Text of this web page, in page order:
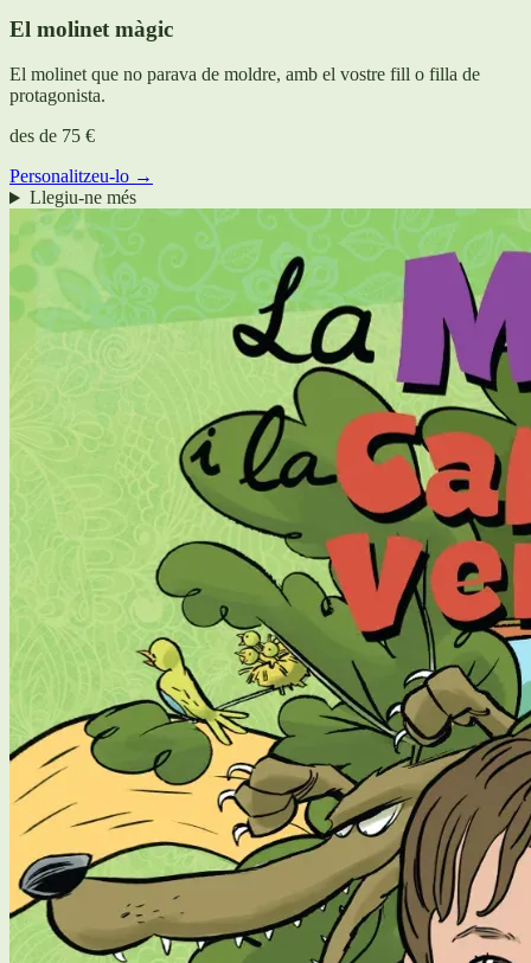
El molinet màgic
El molinet que no parava de moldre, amb el vostre fill o filla de
protagonista.
des de 75 €
Personalitzeu-lo →
Llegiu-ne més